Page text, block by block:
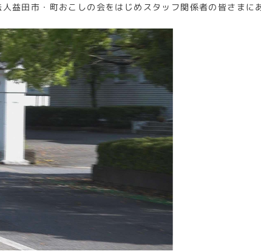
益田市・町おこしの会をはじめスタッフ関係者の皆さまに